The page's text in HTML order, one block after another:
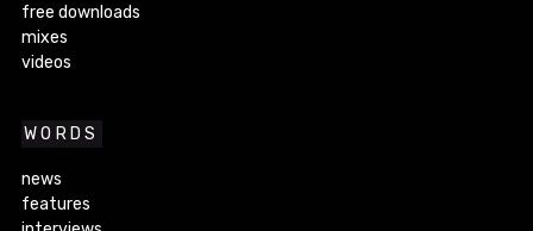
free downloads
mixes
videos
WORDS
news
features